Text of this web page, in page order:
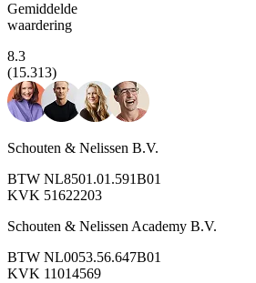
Gemiddelde
waardering
8.3
(15.313)
Schouten & Nelissen B.V.
BTW NL8501.01.591B01
KVK 51622203
Schouten & Nelissen Academy B.V.
BTW NL0053.56.647B01
KVK 11014569